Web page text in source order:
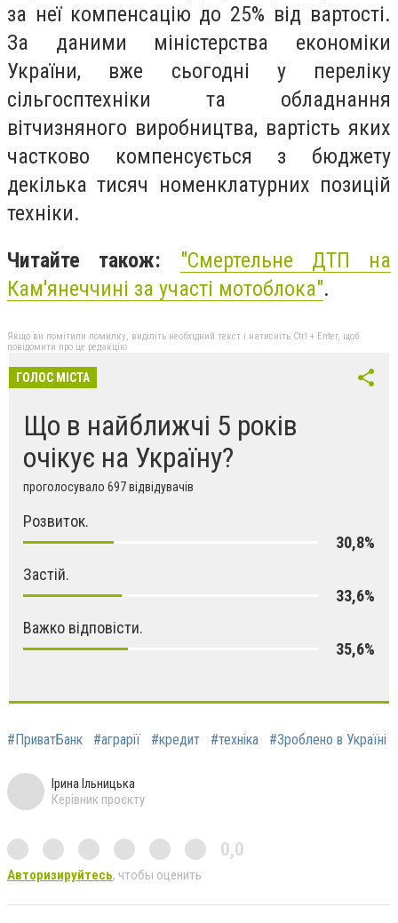
за неї компенсацію до 25% від вартості.
За даними міністерства економіки
України, вже сьогодні у переліку
сільгосптехніки та обладнання
вітчизняного виробництва, вартість яких
частково компенсується з бюджету
декілька тисяч номенклатурних позицій
техніки.
Читайте також: "Смертельне ДТП на
Кам'янеччині за участі мотоблока".
Якщо ви помітили помилку, виділіть необхідний текст і натисніть Ctrl + Enter, щоб
повідомити про це редакцію
ГОЛОС МІСТА
Що в найближчі 5 років
очікує на Україну?
проголосувало 697 відвідувачів
Розвиток.
30,8%
Застій.
33,6%
Важко відповісти.
35,6%
#ПриватБанк #аграрії #кредит #техніка #Зроблено в Україні
Ірина Ільницька
Керівник проєкту
0,0
Авторизируйтесь, чтобы оценить